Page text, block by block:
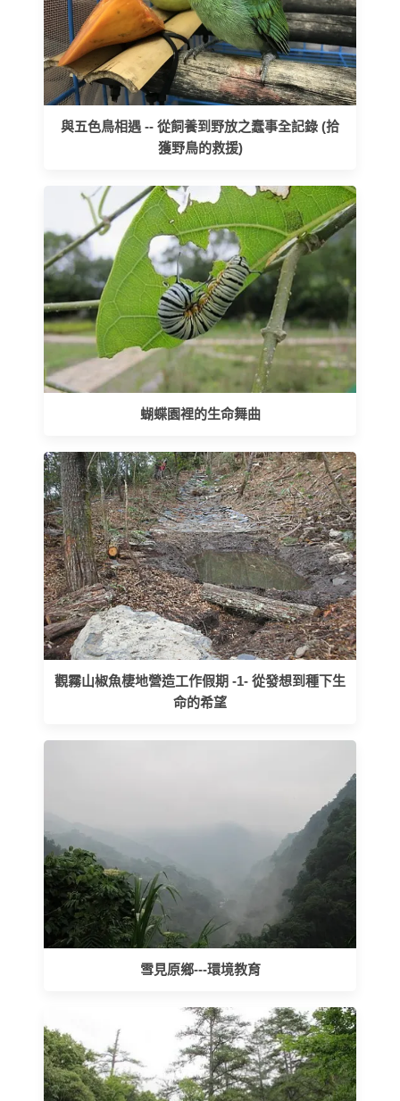
與五色鳥相遇 -- 從飼養到野放之蠢事全記錄 (拾
獲野鳥的救援)
蝴蝶園裡的生命舞曲
觀霧山椒魚棲地營造工作假期 -1- 從發想到種下生
命的希望
雪見原鄉---環境教育